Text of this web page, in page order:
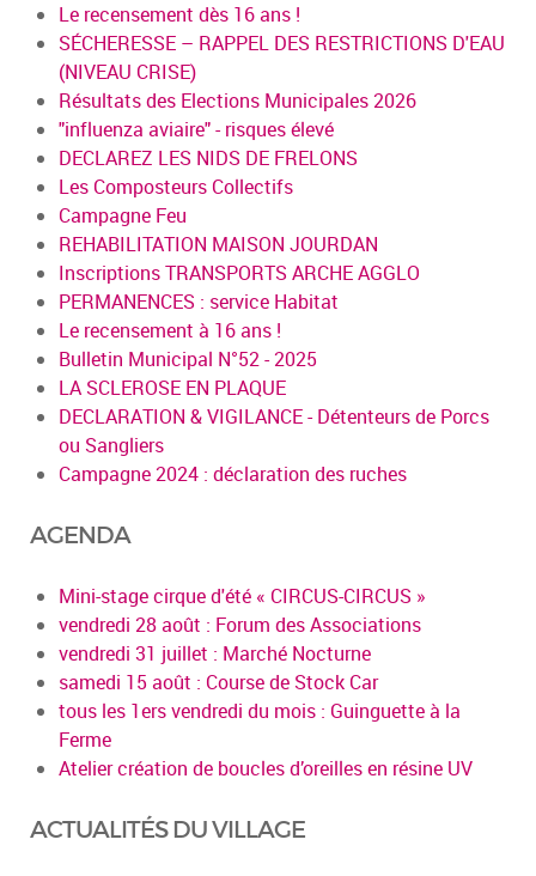
Le recensement dès 16 ans !
SÉCHERESSE – RAPPEL DES RESTRICTIONS D'EAU
(NIVEAU CRISE)
Résultats des Elections Municipales 2026
"influenza aviaire" - risques élevé
DECLAREZ LES NIDS DE FRELONS
Les Composteurs Collectifs
Campagne Feu
REHABILITATION MAISON JOURDAN
Inscriptions TRANSPORTS ARCHE AGGLO
PERMANENCES : service Habitat
Le recensement à 16 ans !
Bulletin Municipal N°52 - 2025
LA SCLEROSE EN PLAQUE
DECLARATION & VIGILANCE - Détenteurs de Porcs
ou Sangliers
Campagne 2024 : déclaration des ruches
AGENDA
Mini-stage cirque d'été « CIRCUS-CIRCUS »
vendredi 28 août : Forum des Associations
vendredi 31 juillet : Marché Nocturne
samedi 15 août : Course de Stock Car
tous les 1ers vendredi du mois : Guinguette à la
Ferme
Atelier création de boucles d’oreilles en résine UV
ACTUALITÉS DU VILLAGE